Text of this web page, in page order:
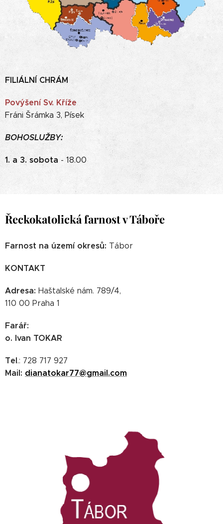
FILIÁLNÍ CHRÁM
Povýšení Sv. Kříže
Fráni Šrámka 3, Písek
BOHOSLUŽBY:
1. a 3. sobota - 18.00
Řeckokatolická farnost v Táboře
Farnost na území okresů: Tábor
KONTAKT
Adresa: Haštalské nám. 789/4,
110 00 Praha 1
Farář:
o. Ivan TOKAR
Tel.: 728 717 927
Mail: dianatokar77@gmail.com